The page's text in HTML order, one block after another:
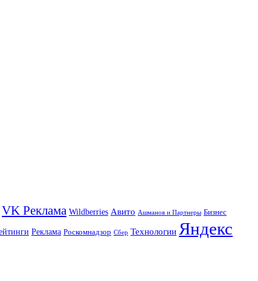
VK Реклама Wildberries Авито Ашманов и Партнеры Бизнес
Реклама Роскомнадзор Сбер Технологии Яндекс